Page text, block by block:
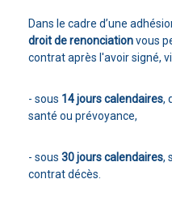
Dans le cadre d’une
droit de renonciationvous
contrat après l'avoir signé,
- sous 14 jours calendaires,
santé ou prévoyance,
- sous 30 jours calendaires,
contrat décès.